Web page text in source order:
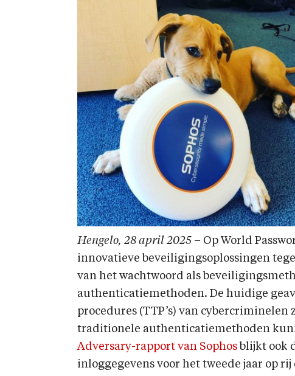
Hengelo, 28 april 2025 – Op World
innovatieve beveiligingsoplossingen
van het wachtwoord als
authenticatiemethoden. De huidige
procedures (TTP’s) van
traditionele authenticatiemethoden
Adversary-rapport van Sophos blijkt ook
inloggegevens voor het tweede jaar op